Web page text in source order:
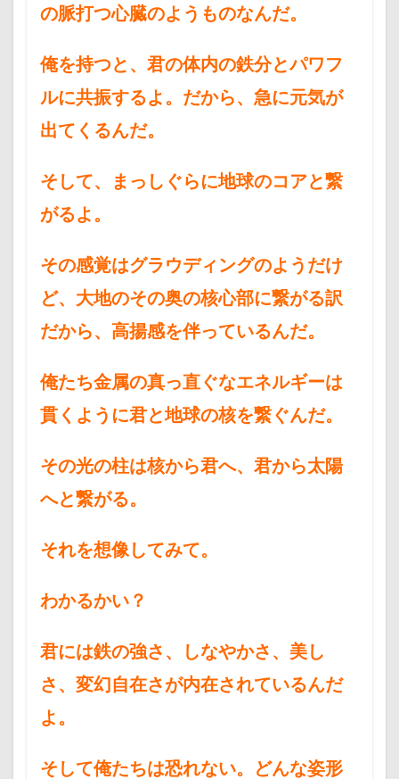
の脈打つ心臓のようものなんだ。
俺を持つと、君の体内の鉄分とパワフ
ルに共振するよ。だから、急に元気が
出てくるんだ。
そして、まっしぐらに地球のコアと繋
がるよ。
その感覚はグラウディングのようだけ
ど、大地のその奥の核心部に繋がる訳
だから、高揚感を伴っているんだ。
俺たち金属の真っ直ぐなエネルギーは
貫くように君と地球の核を繋ぐんだ。
その光の柱は核から君へ、君から太陽
へと繋がる。
それを想像してみて。
わかるかい？
君には鉄の強さ、しなやかさ、美し
さ、変幻自在さが内在されているんだ
よ。
そして俺たちは恐れない。どんな姿形